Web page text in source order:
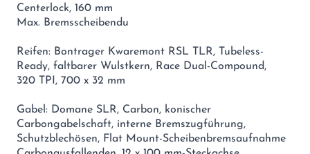
Centerlock, 160 mm
Max. Bremsscheibendu
Reifen: Bontrager Kwaremont RSL TLR, Tubeless-
Ready, faltbarer Wulstkern, Race Dual-Compound,
320 TPI, 700 x 32 mm
Gabel: Domane SLR, Carbon, konischer
Carbongabelschaft, interne Bremszugführung,
Schutzblechösen, Flat Mount-Scheibenbremsaufnahme